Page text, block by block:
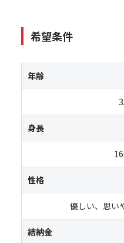
希望条件
年齢
身長
性格
優しい、思い
結納金